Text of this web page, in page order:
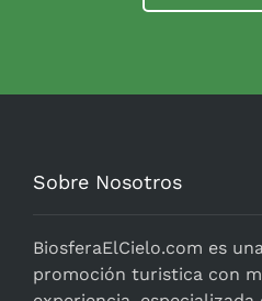
Sobre Nosotros
BiosferaElCielo.com es
promoción turistica con